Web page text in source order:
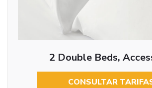
2 Double Beds,
CONSULTAR